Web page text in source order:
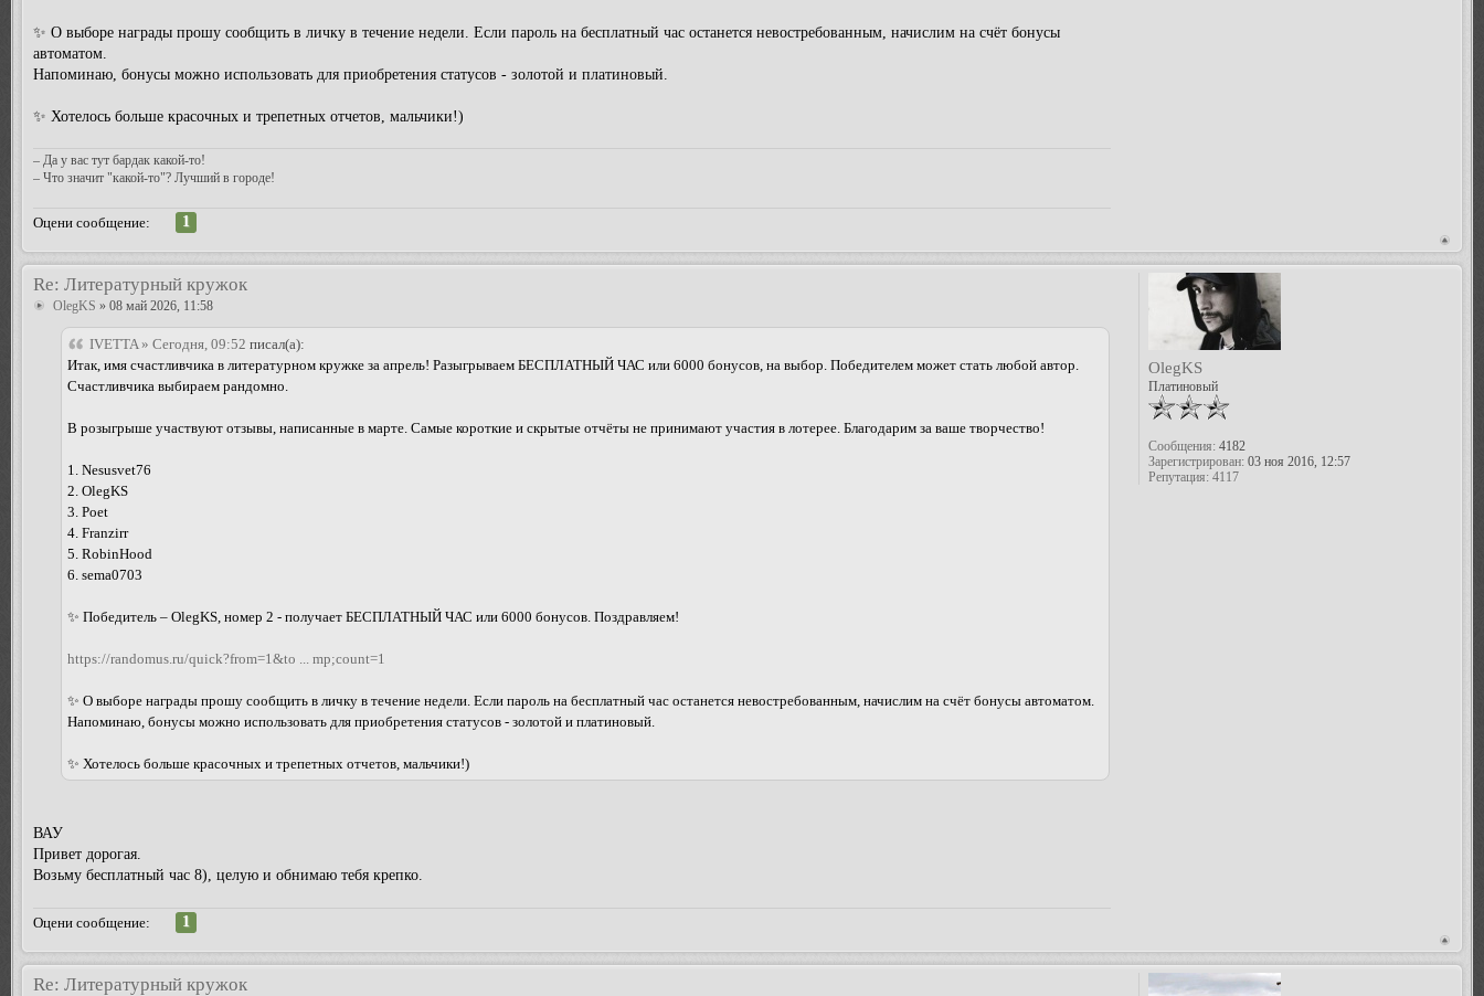
✨ О выборе награды прошу сообщить в личку в течение недели. Если пароль на бесплатный час останется невостребованным, начислим на счёт бонусы
автоматом.
Напоминаю, бонусы можно использовать для приобретения статусов - золотой и платиновый.
✨ Хотелось больше красочных и трепетных отчетов, мальчики!)
– Да у вас тут бардак какой-то!
– Что значит "какой-то"? Лучший в городе!
Оцени сообщение: 1
Re: Литературный кружок
OlegKS » 08 май 2026, 11:58
IVETTA » Сегодня, 09:52 писал(а):
Итак, имя счастливчика в литературном кружке за апрель! Разыгрываем БЕСПЛАТНЫЙ ЧАС или 6000 бонусов, на выбор. Победителем может стать любой автор.
Счастливчика выбираем рандомно.
В розыгрыше участвуют отзывы, написанные в марте. Самые короткие и скрытые отчёты не принимают участия в лотерее. Благодарим за ваше творчество!
1. Nesusvet76
2. OlegKS
3. Poet
4. Franzirr
5. RobinHood
6. sema0703
✨ Победитель – OlegKS, номер 2 - получает БЕСПЛАТНЫЙ ЧАС или 6000 бонусов. Поздравляем!
https://randomus.ru/quick?from=1&to ... mp;count=1
✨ О выборе награды прошу сообщить в личку в течение недели. Если пароль на бесплатный час останется невостребованным, начислим на счёт бонусы автоматом.
Напоминаю, бонусы можно использовать для приобретения статусов - золотой и платиновый.
✨ Хотелось больше красочных и трепетных отчетов, мальчики!)
ВАУ
Привет дорогая.
Возьму бесплатный час 8), целую и обнимаю тебя крепко.
Оцени сообщение: 1
OlegKS
Платиновый
Сообщения:4182
Зарегистрирован:03 ноя 2016, 12:57
Репутация: 4117
Re: Литературный кружок